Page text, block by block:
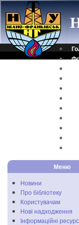
Меню
Новини
Про бібліотеку
Користувачам
Нові надходження
Інформаційні